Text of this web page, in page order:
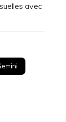
avec